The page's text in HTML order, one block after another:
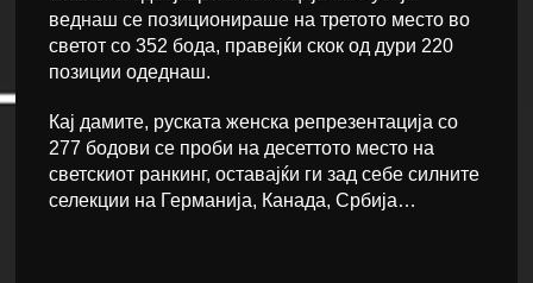
веднаш се позиционираше на третото место во
светот со 352 бода, правејќи скок од дури 220
позиции одеднаш.
Кај дамите, руската женска репрезентација со
277 бодови се проби на десеттото место на
светскиот ранкинг, оставајќи ги зад себе силните
селекции на Германија, Канада, Србија…